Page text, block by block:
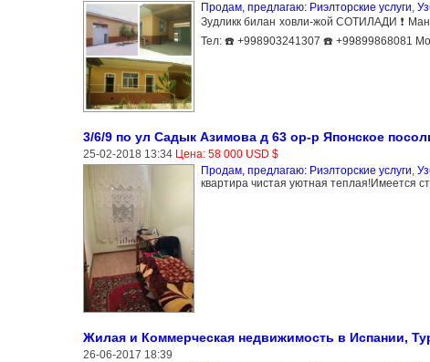
Продам, предлагаю: Риэлторские услуги,
Зудликк билан ховли-жой СОТИЛАДИ ❗
Тел: ☎️ +998903241307 ☎️ +99899868081
3/6/9 по ул Садык Азимова д 63 ор-р Японское
25-02-2018 13:34 Цена: 58 000 USD $
Продам, предлагаю: Риэлторские услуги,
квартира чистая уютная теплая!Имеется
Жилая и Коммерческая недвижимость в Испании,
26-06-2017 18:39